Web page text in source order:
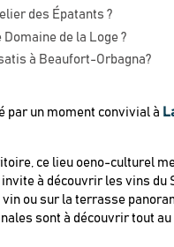
des Épatants ?
de la Loge ?
à Beaufort-Orbagna?
par un moment convivial à
ce lieu oeno-culturel
à découvrir les vins du
ou sur la terrasse
sont à découvrir tout au